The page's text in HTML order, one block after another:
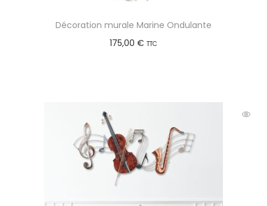
Décoration murale Marine Ondulante
175,00 € TTC